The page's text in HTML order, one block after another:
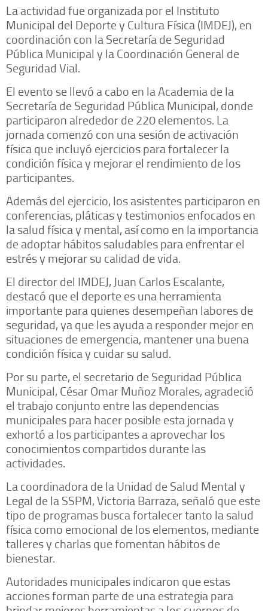
La actividad fue organizada por el Instituto
Municipal del Deporte y Cultura Física (IMDEJ), en
coordinación con la Secretaría de Seguridad
Pública Municipal y la Coordinación General de
Seguridad Vial.
El evento se llevó a cabo en la Academia de la
Secretaría de Seguridad Pública Municipal, donde
participaron alrededor de 220 elementos. La
jornada comenzó con una sesión de activación
física que incluyó ejercicios para fortalecer la
condición física y mejorar el rendimiento de los
participantes.
Además del ejercicio, los asistentes participaron en
conferencias, pláticas y testimonios enfocados en
la salud física y mental, así como en la importancia
de adoptar hábitos saludables para enfrentar el
estrés y mejorar su calidad de vida.
El director del IMDEJ, Juan Carlos Escalante,
destacó que el deporte es una herramienta
importante para quienes desempeñan labores de
seguridad, ya que les ayuda a responder mejor en
situaciones de emergencia, mantener una buena
condición física y cuidar su salud.
Por su parte, el secretario de Seguridad Pública
Municipal, César Omar Muñoz Morales, agradeció
el trabajo conjunto entre las dependencias
municipales para hacer posible esta jornada y
exhortó a los participantes a aprovechar los
conocimientos compartidos durante las
actividades.
La coordinadora de la Unidad de Salud Mental y
Legal de la SSPM, Victoria Barraza, señaló que este
tipo de programas busca fortalecer tanto la salud
física como emocional de los elementos, mediante
talleres y charlas que fomentan hábitos de
bienestar.
Autoridades municipales indicaron que estas
acciones forman parte de una estrategia para